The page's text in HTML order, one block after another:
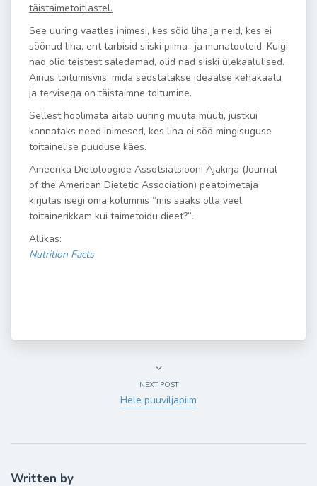
täistaimetoitlastel.
See uuring vaatles inimesi, kes sõid liha ja neid, kes ei
söönud liha, ent tarbisid siiski piima- ja munatooteid. Kuigi
nad olid teistest saledamad, olid nad siiski ülekaalulised.
Ainus toitumisviis, mida seostatakse ideaalse kehakaalu
ja tervisega on täistaimne toitumine.
Sellest hoolimata aitab uuring muuta müüti, justkui
kannataks need inimesed, kes liha ei söö mingisuguse
toitainelise puuduse käes.
Ameerika Dietoloogide Assotsiatsiooni Ajakirja (Journal
of the American Dietetic Association) peatoimetaja
kirjutas isegi oma kolumnis “mis saaks olla veel
toitainerikkam kui taimetoidu dieet?”.
Allikas:
Nutrition Facts
NEXT POST
Hele puuviljapiim
Written by